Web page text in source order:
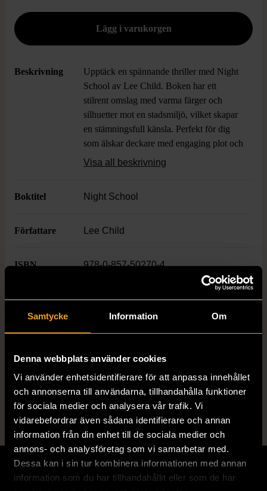
Samtycke Information Om
Denna webbplats använder cookies
Vi använder enhetsidentifierare för att anpassa innehållet
och annonserna till användarna, tillhandahålla funktioner
för sociala medier och analysera vår trafik. Vi
vidarebefordrar även sådana identifierare och annan
information från din enhet till de sociala medier och
annons- och analysföretag som vi samarbetar med.
Dessa kan i sin tur kombinera informationen med annan
information som du har tillhandahållit eller som de har
Beskrivning
Upptäck en spännande thriller med Night
School av Lee Child. Boken har ett
stilrent omslag med varma färger och
silhuetter mot en stadsmiljö, vilket skapar
en stämningsfull känsla. Perfekt för dig
som älskar deckare med engaging plot och
internationella miljöer. Pocketformat som
Visa all beskrivning
Boktitel Night School
Författare Lee Child
ISBN 978-0-857-50270-4
Skick Gott skick
Produkten har använts men är av fin
kvalitet, det kan förekomma mindre
Läs mer om hur vi bedömer